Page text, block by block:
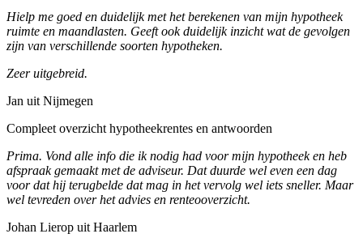
Hielp me goed en duidelijk met het berekenen van mijn hypotheek
ruimte en maandlasten. Geeft ook duidelijk inzicht wat de gevolgen
zijn van verschillende soorten hypotheken.
Zeer uitgebreid.
Jan uit Nijmegen
Compleet overzicht hypotheekrentes en antwoorden
Prima. Vond alle info die ik nodig had voor mijn hypotheek en heb
afspraak gemaakt met de adviseur. Dat duurde wel even een dag
voor dat hij terugbelde dat mag in het vervolg wel iets sneller. Maar
wel tevreden over het advies en renteooverzicht.
Johan Lierop uit Haarlem